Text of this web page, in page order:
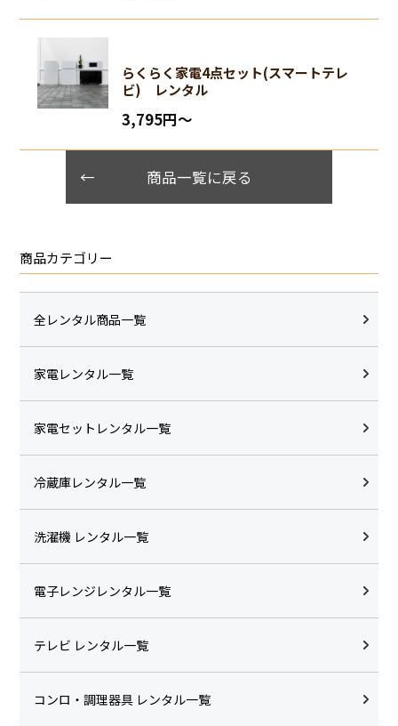
らくらく家電4点セット(スマートテレ
ビ) レンタル
3,795円〜
商品一覧に戻る
商品カテゴリー
全レンタル商品一覧
家電レンタル一覧
家電セットレンタル一覧
冷蔵庫レンタル一覧
洗濯機 レンタル一覧
電子レンジレンタル一覧
テレビ レンタル一覧
コンロ・調理器具 レンタル一覧